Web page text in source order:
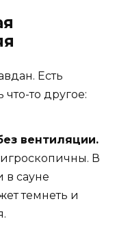
Есть
то другое:
вентиляции.
В
в сауне
темнеть и